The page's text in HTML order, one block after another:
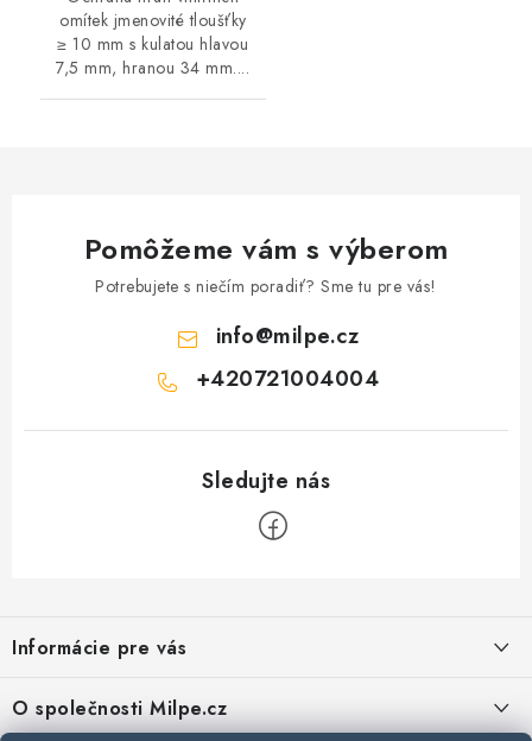
omítek jmenovité tloušťky
≥ 10 mm s kulatou hlavou
7,5 mm, hranou 34 mm....
Pomôžeme vám s výberom
Potrebujete s niečím poradiť? Sme tu pre vás!
info@milpe.cz
+420721004004
p
ä
t
Informácie pre vás
O společnosti Milpe.cz